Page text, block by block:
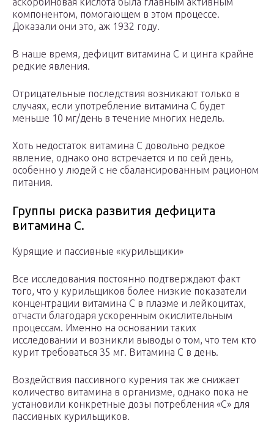
компонентом, помогающем в этом процессе.
Доказали они это, аж 1932 году.
В наше время, дефицит витамина С и цинга крайне
редкие явления.
Отрицательные последствия возникают только в
случаях, если употребление витамина С будет
меньше 10 мг/день в течение многих недель.
Хоть недостаток витамина С довольно редкое
явление, однако оно встречается и по сей день,
особенно у людей с не сбалансированным рационом
питания.
Группы риска развития дефицита
витамина С.
Курящие и пассивные «курильщики»
Все исследования постоянно подтверждают факт
того, что у курильщиков более низкие показатели
концентрации витамина С в плазме и лейкоцитах,
отчасти благодаря ускоренным окислительным
процессам. Именно на основании таких
исследовании и возникли выводы о том, что тем кто
курит требоваться 35 мг. Витамина С в день.
Воздействия пассивного курения так же снижает
количество витамина в организме, однако пока не
установили конкретные дозы потребления «С» для
пассивных курильщиков.